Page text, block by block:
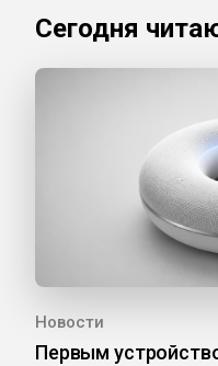
Сегодня
Новости
Первым